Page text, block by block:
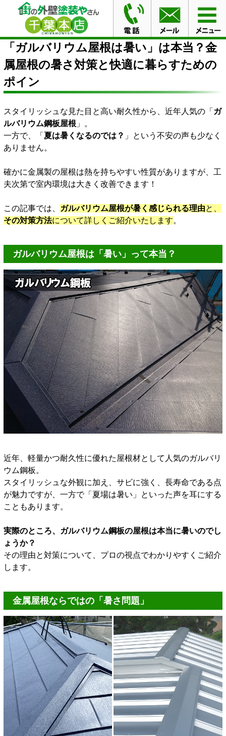
HOME ブログ
「ガルバリウム屋根は暑い」は本当？金
属屋根の暑さ対策と快適に暮らすためのポイン
「ガルバリウム屋根は暑い」は本当？金
属屋根の暑さ対策と快適に暮らすための
ポイン
スタイリッシュな見た目と高い耐久性から、近年人気の「 ガ
ルバリウム鋼板屋根 」。
一方で、「 夏は暑くなるのでは？ 」という不安の声も少なく
ありません。
確かに金属製の屋根は熱を持ちやすい性質がありますが、工
夫次第で室内環境は大きく改善できます！
この記事では、 ガルバリウム屋根が暑く感じられる理由と、
その対策方法について詳しくご紹介いたします。
ガルバリウム屋根は「暑い」って本当？
近年、軽量かつ耐久性に優れた屋根材として人気のガルバリ
ウム鋼板。
スタイリッシュな外観に加え、サビに強く、長寿命である点
が魅力ですが、一方で「夏場は暑い」といった声を耳にする
こともあります。
実際のところ、ガルバリウム鋼板の屋根は本当に暑いのでし
ょうか？
その理由と対策について、プロの視点でわかりやすくご紹介
します。
金属屋根ならではの「暑さ問題」